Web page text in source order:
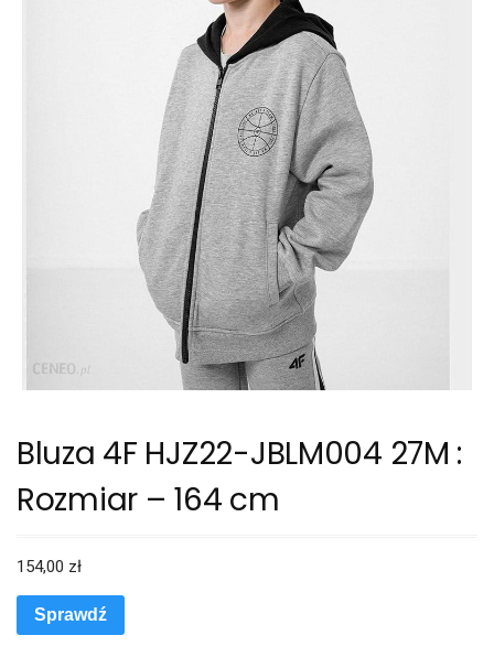
Bluza 4F HJZ22-JBLM004 27M :
Rozmiar – 164 cm
154,00 zł
Sprawdź